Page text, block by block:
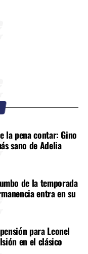
la pena contar: Gino
sano de Adelia
de la temporada
entra en su
para Leonel
en el clásico